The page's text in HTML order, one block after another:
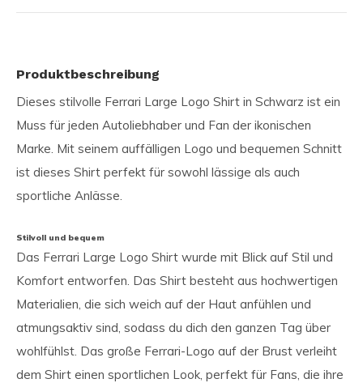
Produktbeschreibung
Dieses stilvolle Ferrari Large Logo Shirt in Schwarz ist ein
Muss für jeden Autoliebhaber und Fan der ikonischen
Marke. Mit seinem auffälligen Logo und bequemen Schnitt
ist dieses Shirt perfekt für sowohl lässige als auch
sportliche Anlässe.
Stilvoll und bequem
Das Ferrari Large Logo Shirt wurde mit Blick auf Stil und
Komfort entworfen. Das Shirt besteht aus hochwertigen
Materialien, die sich weich auf der Haut anfühlen und
atmungsaktiv sind, sodass du dich den ganzen Tag über
wohlfühlst. Das große Ferrari-Logo auf der Brust verleiht
dem Shirt einen sportlichen Look, perfekt für Fans, die ihre